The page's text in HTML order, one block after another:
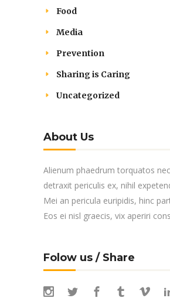
Food
Media
Prevention
Sharing is Caring
Uncategorized
About Us
Alienum phaedrum torquatos
detraxit periculis ex, nihil
Mei an pericula euripidis, hinc
Eos ei nisl graecis, vix aperiri
Folow us / Share